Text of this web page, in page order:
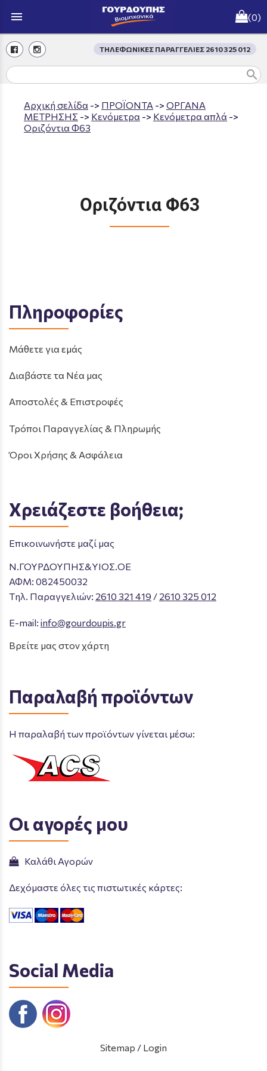
menu (0)
ΤΗΛΕΦΩΝΙΚΕΣ ΠΑΡΑΓΓΕΛΙΕΣ 2610 325 012
search
Aρχική σελίδα -> ΠΡΟΪΟΝΤΑ -> ΟΡΓΑΝΑ
ΜΕΤΡΗΣΗΣ -> Κενόμετρα -> Κενόμετρα απλά ->
Οριζόντια Φ63
Οριζόντια Φ63
Πληροφορίες
Μάθετε για εμάς
Διαβάστε τα Νέα μας
Αποστολές & Επιστροφές
Τρόποι Παραγγελίας & Πληρωμής
Όροι Χρήσης & Ασφάλεια
Χρειάζεστε βοήθεια;
Επικοινωνήστε μαζί μας
Ν.ΓΟΥΡΔΟΥΠΗΣ&ΥΙΟΣ.ΟΕ
ΑΦΜ: 082450032
Tηλ. Παραγγελιών: 2610 321 419 / 2610 325 012
E-mail: info@gourdoupis.gr
Βρείτε μας στον χάρτη
Παραλαβή προϊόντων
Η παραλαβή των προϊόντων γίνεται μέσω:
Οι αγορές μου
Καλάθι Αγορών
Δεχόμαστε όλες τις πιστωτικές κάρτες:
Social Media
Sitemap / Login